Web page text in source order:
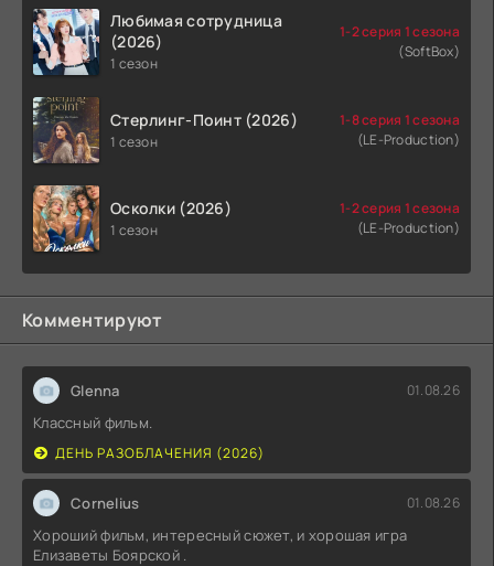
Любимая сотрудница
(2026)
1 сезон
1-2 серия 1 сезона
(SoftBox)
Стерлинг-Поинт (2026)
1 сезон
1-8 серия 1 сезона
(LE-Production)
Осколки (2026)
1 сезон
1-2 серия 1 сезона
(LE-Production)
Комментируют
Glenna 01.08.26
Классный фильм.
ДЕНЬ РАЗОБЛАЧЕНИЯ (2026)
Cornelius 01.08.26
Хороший фильм, интересный сюжет, и хорошая игра
Елизаветы Боярской .